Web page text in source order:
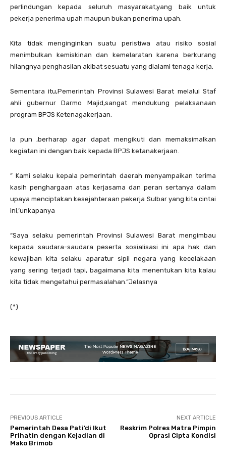
perlindungan kepada seluruh masyarakat,yang baik untuk
pekerja penerima upah maupun bukan penerima upah.
Kita tidak menginginkan suatu peristiwa atau risiko sosial
menimbulkan kemiskinan dan kemelaratan karena berkurang
hilangnya penghasilan akibat sesuatu yang dialami tenaga kerja.
Sementara itu,Pemerintah Provinsi Sulawesi Barat melalui Staf
ahli gubernur Darmo Majid,sangat mendukung pelaksanaan
program BPJS Ketenagakerjaan.
Ia pun ,berharap agar dapat mengikuti dan memaksimalkan
kegiatan ini dengan baik kepada BPJS ketanakerjaan.
” Kami selaku kepala pemerintah daerah menyampaikan terima
kasih penghargaan atas kerjasama dan peran sertanya dalam
upaya menciptakan kesejahteraan pekerja Sulbar yang kita cintai
ini,’unkapanya
“Saya selaku pemerintah Provinsi Sulawesi Barat mengimbau
kepada saudara-saudara peserta sosialisasi ini apa hak dan
kewajiban kita selaku aparatur sipil negara yang kecelakaan
yang sering terjadi tapi, bagaimana kita menentukan kita kalau
kita tidak mengetahui permasalahan.”Jelasnya
(*)
PREVIOUS ARTICLE
Pemerintah Desa Pati’di Ikut
Prihatin dengan Kejadian di
Mako Brimob
NEXT ARTICLE
Reskrim Polres Matra Pimpin
Oprasi Cipta Kondisi